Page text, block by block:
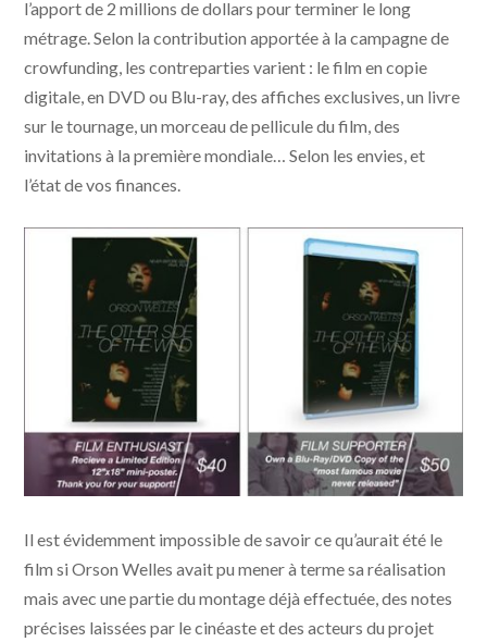
l’apport de 2 millions de dollars pour terminer le long
métrage. Selon la contribution apportée à la campagne de
crowfunding, les contreparties varient : le film en copie
digitale, en DVD ou Blu-ray, des affiches exclusives, un livre
sur le tournage, un morceau de pellicule du film, des
invitations à la première mondiale… Selon les envies, et
l’état de vos finances.
Il est évidemment impossible de savoir ce qu’aurait été le
film si Orson Welles avait pu mener à terme sa réalisation
mais avec une partie du montage déjà effectuée, des notes
précises laissées par le cinéaste et des acteurs du projet